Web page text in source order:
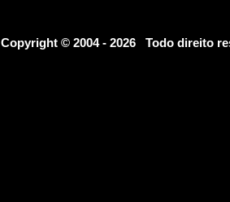
Copyright © 2004 - 2026 Todo direito